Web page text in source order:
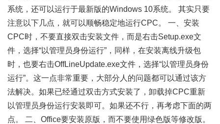
系统，还可以运行于最新版的Windows 10系统。 其实只要
注意以下几点，就可以顺畅稳定地运行CPC。 一、安装
CPC时，不要直接双击安装文件，而是右击Setup.exe文
件，选择“以管理员身份运行”，同样，在安装离线升级包
时，也要右击OffLineUpdate.exe文件，选择“以管理员身份
运行”。这一点非常重要，大部分人的问题都可以通过该方
法解决。如果已经通过双击方式安装了，卸载掉CPC重新
以管理员身份运行安装即可。如果还不行，再考虑下面的两
点。 二、Office要安装原版，而不要使用绿色版等修改版。